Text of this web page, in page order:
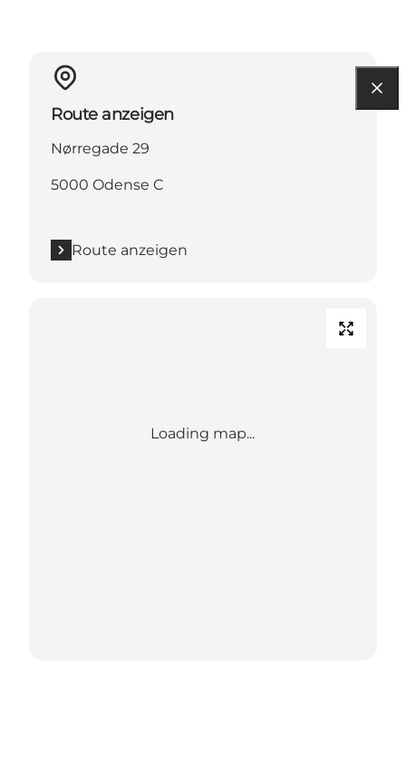
Route anzeigen
Nørregade 29
5000 Odense C
Route anzeigen
Loading map...